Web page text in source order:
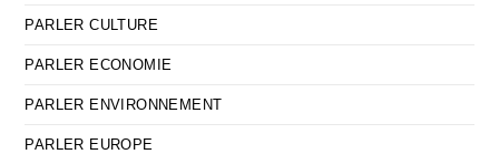
PARLER CULTURE
PARLER ECONOMIE
PARLER ENVIRONNEMENT
PARLER EUROPE